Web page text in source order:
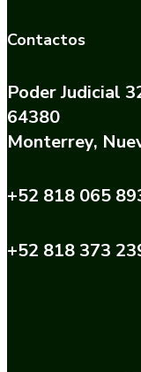
Contactos
Poder Judicial
64380
Monterrey,
+52 818 065
+52 818 373